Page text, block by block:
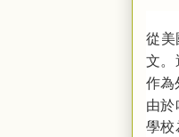
從美
文。
作為
由
學校